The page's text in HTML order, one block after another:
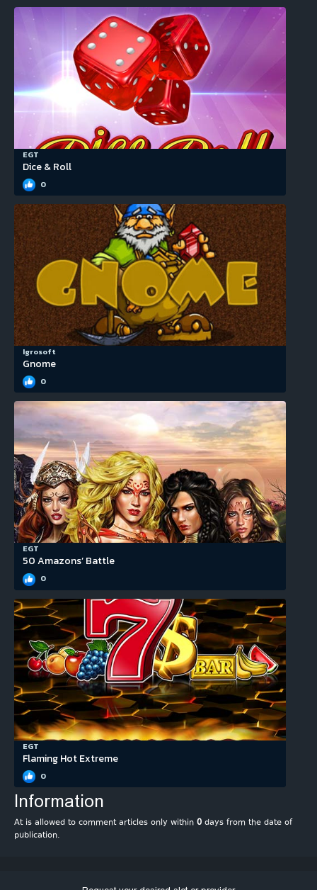
EGT
Dice & Roll
0
Igrosoft
Gnome
0
EGT
50 Amazons’ Battle
0
EGT
Flaming Hot Extreme
0
Information
At is allowed to comment articles only within 0 days from the date of
publication.